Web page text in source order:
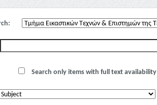
Search only items with full text availability